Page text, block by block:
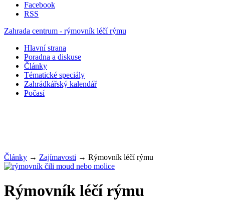
Facebook
RSS
Zahrada centrum - rýmovník léčí rýmu
Hlavní strana
Poradna a diskuse
Články
Tématické speciály
Zahrádkářský kalendář
Počasí
Články → Zajímavosti → Rýmovník léčí rýmu
Rýmovník léčí rýmu